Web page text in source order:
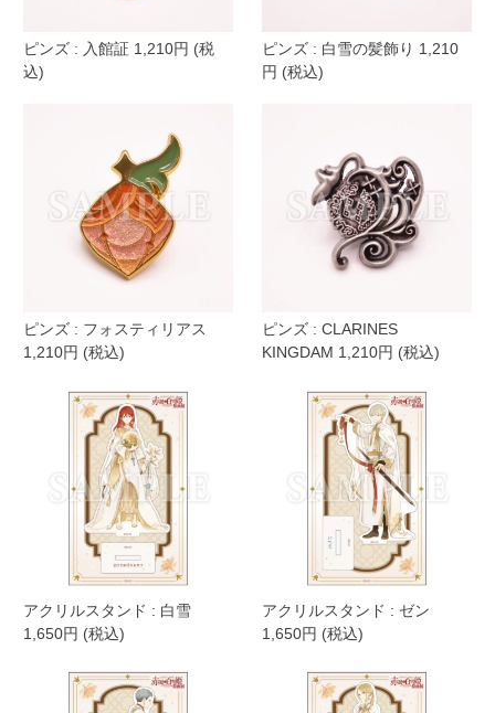
ピンズ : 入館証 1,210円 (税
込)
ピンズ : 白雪の髪飾り 1,210
円 (税込)
ピンズ : フォスティリアス
1,210円 (税込)
ピンズ : CLARINES
KINGDAM 1,210円 (税込)
アクリルスタンド : 白雪
1,650円 (税込)
アクリルスタンド : ゼン
1,650円 (税込)